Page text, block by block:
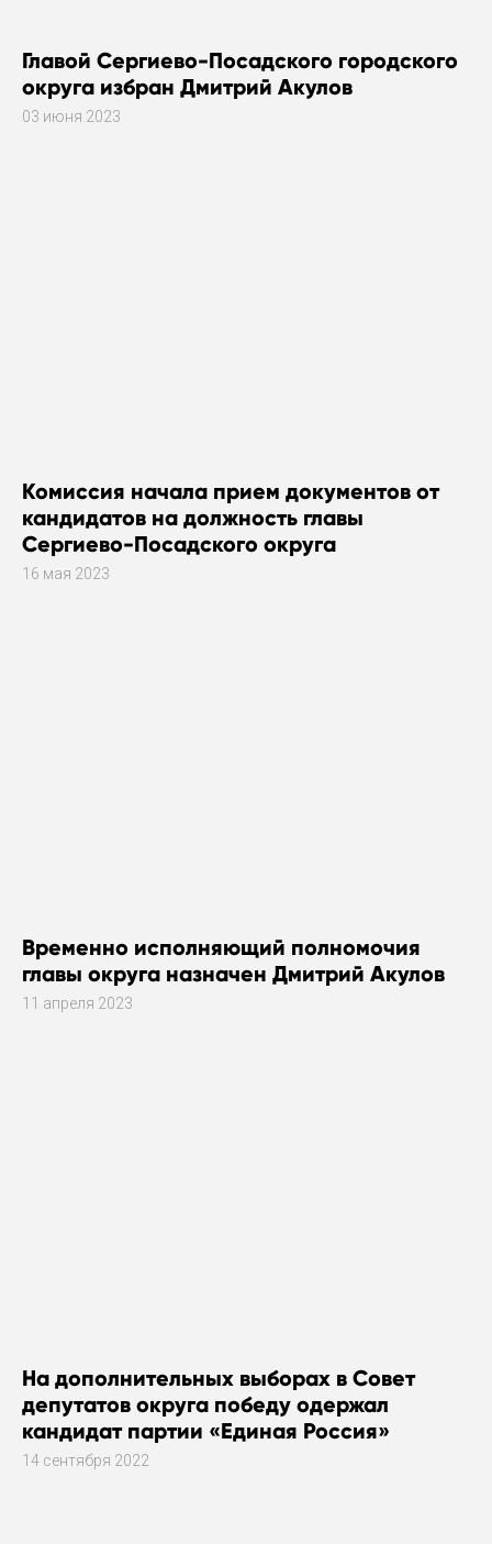
Главой Сергиево-Посадского городского
округа избран Дмитрий Акулов
03 июня 2023
Комиссия начала прием документов от
кандидатов на должность главы
Сергиево-Посадского округа
16 мая 2023
Временно исполняющий полномочия
главы округа назначен Дмитрий Акулов
11 апреля 2023
На дополнительных выборах в Совет
депутатов округа победу одержал
кандидат партии «Единая Россия»
14 сентября 2022